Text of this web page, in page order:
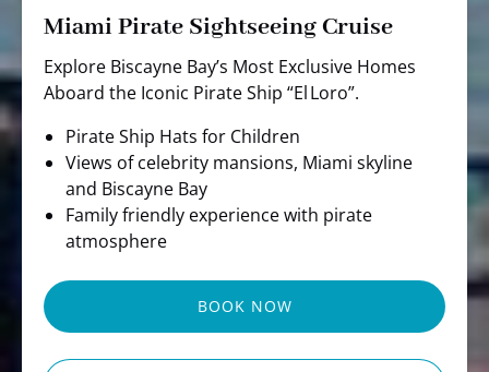
Miami Pirate Sightseeing Cruise
Explore Biscayne Bay’s Most Exclusive Homes
Aboard the Iconic Pirate Ship “El Loro”.
Pirate Ship Hats for Children
Views of celebrity mansions, Miami skyline
and Biscayne Bay
Family friendly experience with pirate
atmosphere
BOOK NOW